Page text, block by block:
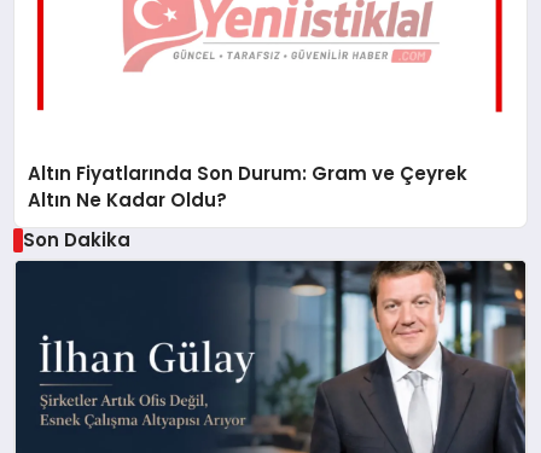
Altın Fiyatlarında Son Durum: Gram ve Çeyrek
Altın Ne Kadar Oldu?
Son Dakika